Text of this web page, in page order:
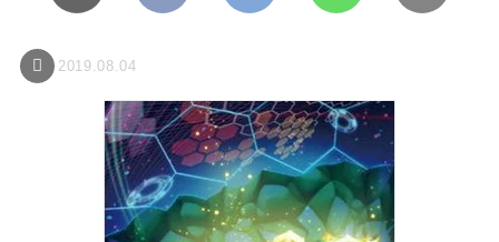
2019.08.04